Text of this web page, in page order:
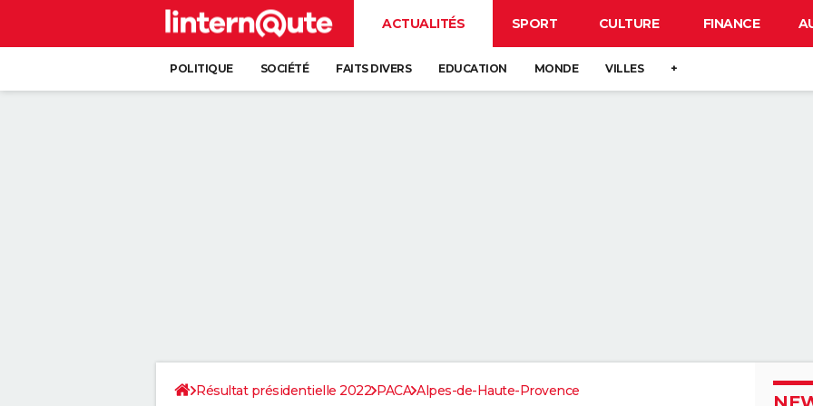
ACTUALITÉS SPORT CULTURE FINANCE
POLITIQUE SOCIÉTÉ FAITS DIVERS EDUCATION MONDE VILLES +
Résultat présidentielle 2022 PACA Alpes-de-Haute-Provence